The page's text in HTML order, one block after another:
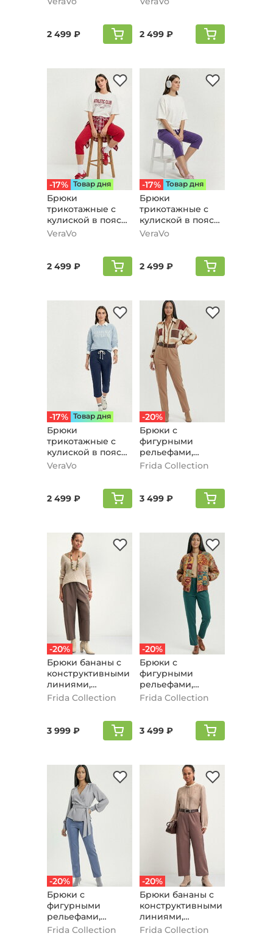
2 499 ₽ 2 499 ₽
-17% Товар дня
Брюки
трикотажные с
кулиской в поясе,
красный
VeraVo
2 499 ₽
-17% Товар дня
Брюки
трикотажные с
кулиской в поясе,
фиолетовый
VeraVo
2 499 ₽
-17% Товар дня
Брюки
трикотажные с
кулиской в поясе,
синий
VeraVo
2 499 ₽
-20%
Брюки с
фигурными
рельефами,
песочный
Frida Collection
3 499 ₽
-20%
Брюки бананы с
конструктивными
линиями,
оливковый
Frida Collection
3 999 ₽
-20%
Брюки с
фигурными
рельефами,
изумрудный
Frida Collection
3 499 ₽
-20%
Брюки с
фигурными
рельефами,
индиго
Frida Collection
-20%
Брюки бананы с
конструктивными
линиями,
капучино
Frida Collection